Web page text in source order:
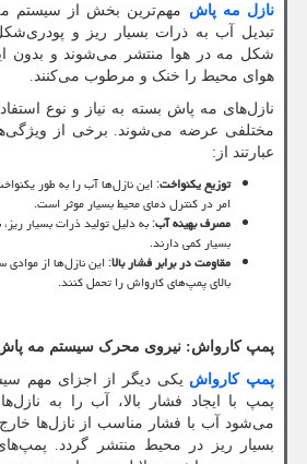
نازل مه پاش مهم‌ترین بخش از سیستم
تبدیل آب به ذرات بسیار ریز و
شکل مه در هوا منتشر می‌شوند و بدون
هوای محیط را خنک و مرطوب می‌کنند.
نازل‌های مه پاش بسته به نیاز و نوع
مختلفی عرضه می‌شوند. برخی از
عبارتند از:
توزیع یکنواخت: این نازل‌ها آب را به طور
امر در کنترل دمای محیط بسیار موثر است.
مصرف بهینه آب: به دلیل تولید ذرات بسیار
بسیار کمی دارند.
مقاومت در برابر فشار بالا: این نازل‌ها از موادی
بالای پمپ‌های کارواش را تحمل کنند.
پمپ کارواش: نیروی محرک سیستم مه
پمپ کارواش یکی دیگر از اجزای مهم
پمپ با ایجاد فشار بالا، آب را به
می‌شود آب با فشار مناسب از نازل‌ها
بسیار ریز در محیط منتشر گردد.